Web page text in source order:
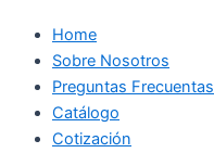
Home
Sobre Nosotros
Preguntas Frecuentas
Catálogo
Cotización